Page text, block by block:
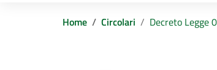
Home Circolari Decreto Legge